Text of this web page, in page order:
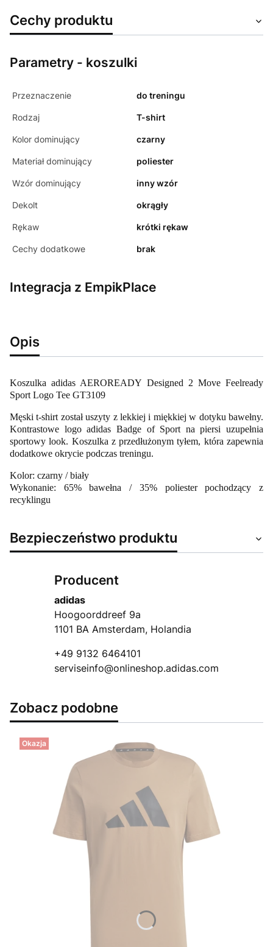
Cechy produktu
Parametry - koszulki
Przeznaczenie do treningu
Rodzaj T-shirt
Kolor dominujący czarny
Materiał dominujący poliester
Wzór dominujący inny wzór
Dekolt okrągły
Rękaw krótki rękaw
Cechy dodatkowe brak
Integracja z EmpikPlace
Opis
Koszulka adidas AEROREADY Designed 2 Move Feelready
Sport Logo Tee GT3109
Męski t-shirt został uszyty z lekkiej i miękkiej w dotyku bawełny.
Kontrastowe logo adidas Badge of Sport na piersi uzupełnia
sportowy look. Koszulka z przedłużonym tyłem, która zapewnia
dodatkowe okrycie podczas treningu.
Kolor: czarny / biały
Wykonanie: 65% bawełna / 35% poliester pochodzący z
recyklingu
Bezpieczeństwo produktu
Producent
adidas
Hoogoorddreef 9a
1101 BA Amsterdam, Holandia
+49 9132 6464101
serviseinfo@onlineshop.adidas.com
Zobacz podobne
Okazja